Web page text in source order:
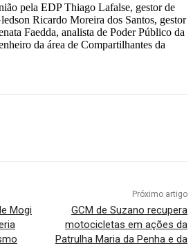
pela EDP Thiago Lafalse, gestor de
Ricardo Moreira dos Santos, gestor
Faedda, analista de Poder Público da
da área de Compartilhantes da
Mogi
Próximo artigo
GCM de Suzano recupera
motocicletas em ações da
Patrulha Maria da Penha e da